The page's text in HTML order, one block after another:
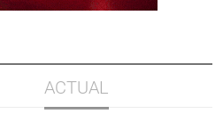
ACTUAL